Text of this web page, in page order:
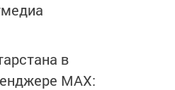
в
MАХ: